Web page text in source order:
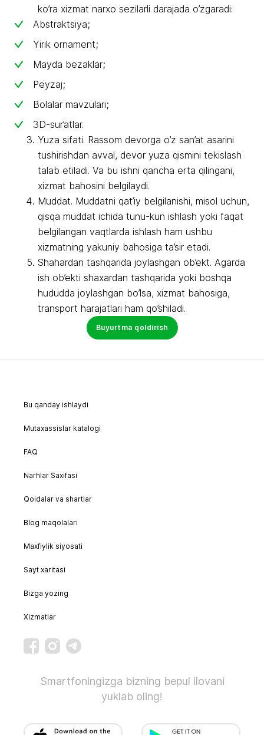
ko’ra xizmat narxo sezilarli darajada o’zgaradi:
Abstraktsiya;
Yirik ornament;
Mayda bezaklar;
Peyzaj;
Bolalar mavzulari;
3D-sur’atlar.
Yuza sifati. Rassom devorga o’z san’at asarini
tushirishdan avval, devor yuza qismini tekislash
talab etiladi. Va bu ishni qancha erta qilingani,
xizmat bahosini belgilaydi.
Muddat. Muddatni qat’iy belgilanishi, misol uchun,
qisqa muddat ichida tunu-kun ishlash yoki faqat
belgilangan vaqtlarda ishlash ham ushbu
xizmatning yakuniy bahosiga ta’sir etadi.
Shahardan tashqarida joylashgan ob’ekt. Agarda
ish ob’ekti shaxardan tashqarida yoki boshqa
hududda joylashgan bo’lsa, xizmat bahosiga,
transport harajatlari ham qo’shiladi.
Buyurtma qoldirish
Bu qanday ishlaydi
Mutaxassislar katalogi
FAQ
Narhlar Saxifasi
Qoidalar va shartlar
Blog maqolalari
Maxfiylik siyosati
Sayt xaritasi
Bizga yozing
Xizmatlar
Smartfoningizga bizning bepul ilovani
yuklab oling!